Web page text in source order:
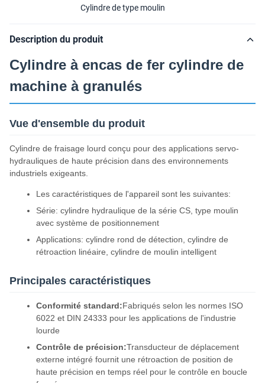
Cylindre de type moulin
Description du produit
Cylindre à encas de fer cylindre de
machine à granulés
Vue d'ensemble du produit
Cylindre de fraisage lourd conçu pour des applications servo-
hydrauliques de haute précision dans des environnements
industriels exigeants.
Les caractéristiques de l'appareil sont les suivantes:
Série: cylindre hydraulique de la série CS, type moulin
avec système de positionnement
Applications: cylindre rond de détection, cylindre de
rétroaction linéaire, cylindre de moulin intelligent
Principales caractéristiques
Conformité standard:Fabriqués selon les normes ISO
6022 et DIN 24333 pour les applications de l'industrie
lourde
Contrôle de précision:Transducteur de déplacement
externe intégré fournit une rétroaction de position de
haute précision en temps réel pour le contrôle en boucle